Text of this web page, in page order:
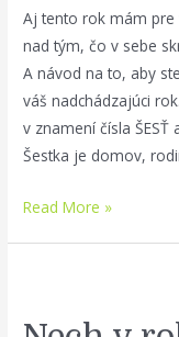
posunie
k
láskavosti
a
empatii
Aj tento rok mám pre
nad tým, čo v sebe
A návod na to, aby
váš nadchádzajúci
v znamení čísla ŠESŤ
Šestka je domov,
Nech
Read More »